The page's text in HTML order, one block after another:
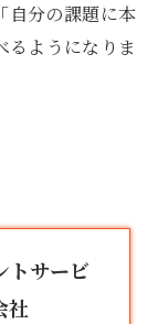
自分の課題に本
るようになりま
トサービ
社